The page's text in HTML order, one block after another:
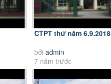
CTPT thứ năm 6.9.2018
bởi admin
7 năm trước